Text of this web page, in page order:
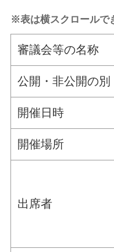
※表は横スクロールで
審議会等の名称
公開・非公開の別
開催日時
開催場所
出席者